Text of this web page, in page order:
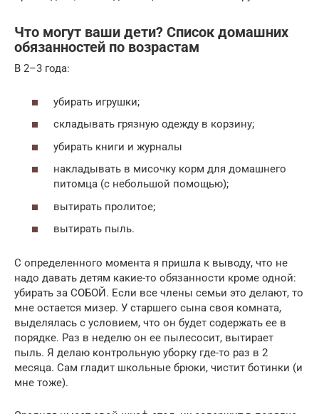
Что могут ваши дети? Список домашних
обязанностей по возрастам
В 2–3 года:
убирать игрушки;
складывать грязную одежду в корзину;
убирать книги и журналы
накладывать в мисочку корм для домашнего
питомца (с небольшой помощью);
вытирать пролитое;
вытирать пыль.
С определенного момента я пришла к выводу, что не
надо давать детям какие-то обязанности кроме одной:
убирать за СОБОЙ. Если все члены семьи это делают, то
мне остается мизер. У старшего сына своя комната,
выделялась с условием, что он будет содержать ее в
порядке. Раз в неделю он ее пылесосит, вытирает
пыль. Я делаю контрольную уборку где-то раз в 2
месяца. Сам гладит школьные брюки, чистит ботинки (и
мне тоже).